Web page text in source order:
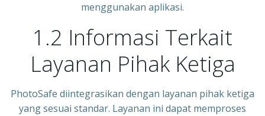
menggunakan aplikasi.
1.2 Informasi Terkait
Layanan Pihak Ketiga
PhotoSafe diintegrasikan dengan layanan pihak ketiga
yang sesuai standar. Layanan ini dapat memproses